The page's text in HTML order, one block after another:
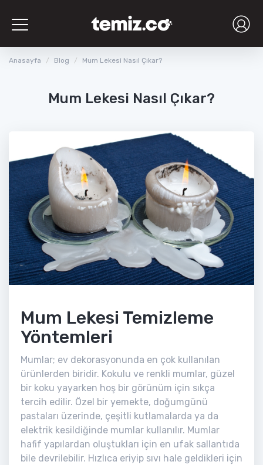
Toggle
navigation
Anasayfa Blog Mum Lekesi Nasıl Çıkar?
Mum Lekesi Nasıl Çıkar?
Mum Lekesi Temizleme
Yöntemleri
Mumlar; ev dekorasyonunda en çok kullanılan
ürünlerden biridir. Kokulu ve renkli mumlar, güzel
bir koku yayarken hoş bir görünüm için sıkça
tercih edilir. Özel bir yemekte, doğumgünü
pastaları üzerinde, çeşitli kutlamalarda ya da
elektrik kesildiğinde mumlar kullanılır. Mumlar
hafif yapılardan oluştukları için en ufak sallantıda
bile devrilebilir. Hızlıca eriyip sıvı hale geldikleri için